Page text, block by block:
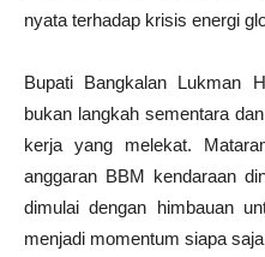
nyata terhadap krisis energi
Bupati Bangkalan Lukman
bukan langkah sementara
kerja yang melekat.
anggaran BBM kendaraan
dimulai dengan himbauan
menjadi momentum siapa